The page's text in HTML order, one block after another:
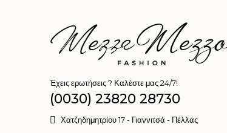
Έχεις ερωτήσεις ? Καλέστε μας 24/7!
(0030) 23820 28730
Χατζηδημητρίου 17 - Γιαννιτσά - Πέλλας